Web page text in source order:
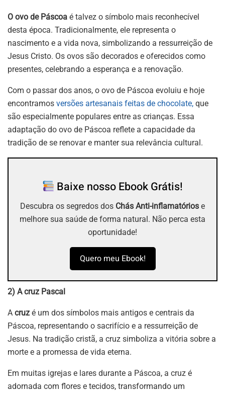
O ovo de Páscoa é talvez o símbolo mais reconhecível
desta época. Tradicionalmente, ele representa o
nascimento e a vida nova, simbolizando a ressurreição de
Jesus Cristo. Os ovos são decorados e oferecidos como
presentes, celebrando a esperança e a renovação.
Com o passar dos anos, o ovo de Páscoa evoluiu e hoje
encontramos versões artesanais feitas de chocolate, que
são especialmente populares entre as crianças. Essa
adaptação do ovo de Páscoa reflete a capacidade da
tradição de se renovar e manter sua relevância cultural.
Baixe nosso Ebook Grátis!
Descubra os segredos dos Chás Anti-inflamatórios e
melhore sua saúde de forma natural. Não perca esta
oportunidade!
Quero meu Ebook!
2) A cruz Pascal
A cruz é um dos símbolos mais antigos e centrais da
Páscoa, representando o sacrifício e a ressurreição de
Jesus. Na tradição cristã, a cruz simboliza a vitória sobre a
morte e a promessa de vida eterna.
Em muitas igrejas e lares durante a Páscoa, a cruz é
adornada com flores e tecidos, transformando um